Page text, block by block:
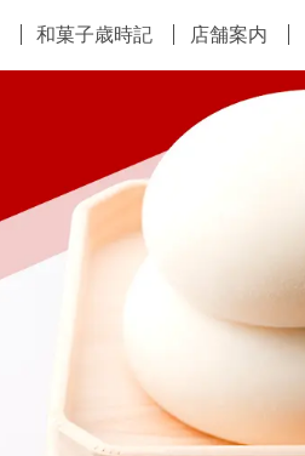
和菓子歳時記 店舗案内